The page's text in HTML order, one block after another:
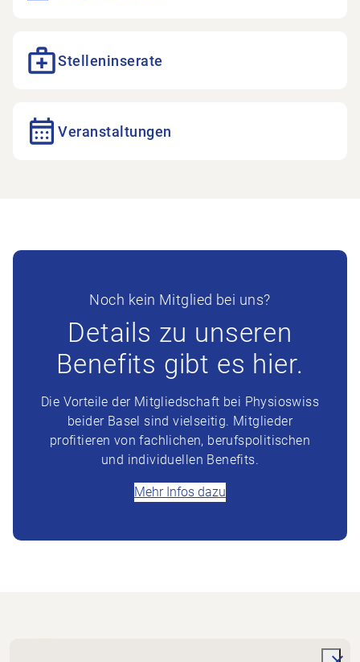
Stelleninserate
Veranstaltungen
Noch kein Mitglied bei uns?
Details zu unseren
Benefits gibt es hier.
Die Vorteile der Mitgliedschaft bei Physioswiss
beider Basel sind vielseitig. Mitglieder
profitieren von fachlichen, berufspolitischen
und individuellen Benefits.
Mehr Infos dazu